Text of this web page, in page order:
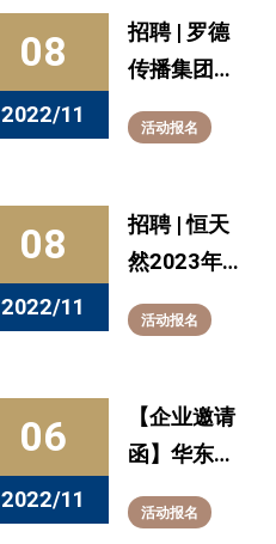
08
2022/11
招聘 | 罗德
传播集团
2023校招
开启
活动报名
08
2022/11
招聘 | 恒天
然2023年
校园招聘！
有料，你就
活动报名
06
2022/11
【企业邀请
函】华东理
工大学商学
院2023届
活动报名